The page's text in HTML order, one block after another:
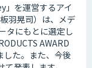
」を運営するアイ
羽晃司）は、メデ
タにもとに選定し
AWARD
た。また、今後